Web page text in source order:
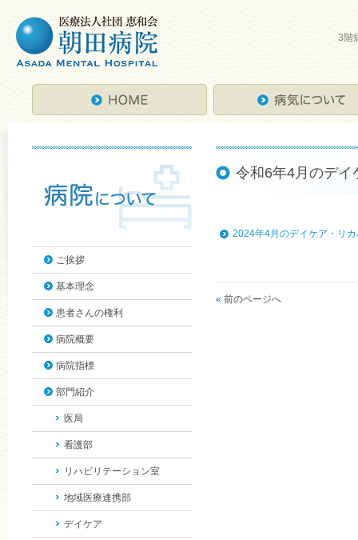
3階
ご挨拶
基本理念
患者さんの権利
病院概要
病院指標
部門紹介
医局
看護部
リハビリテーション室
地域医療連携部
デイケア
令和6年4月のデイ
2024年4月のデイケア・リ
« 前のページへ